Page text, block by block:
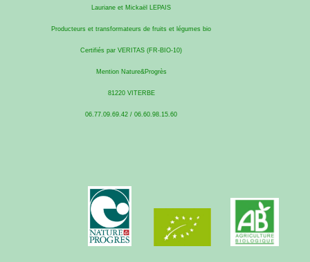
Lauriane et Mickaël LEPAIS
Producteurs et transformateurs de fruits et légumes bio
Certifiés par VERITAS (FR-BIO-10)
Mention Nature&Progrès
81220 VITERBE
06.77.09.69.42 / 06.60.98.15.60